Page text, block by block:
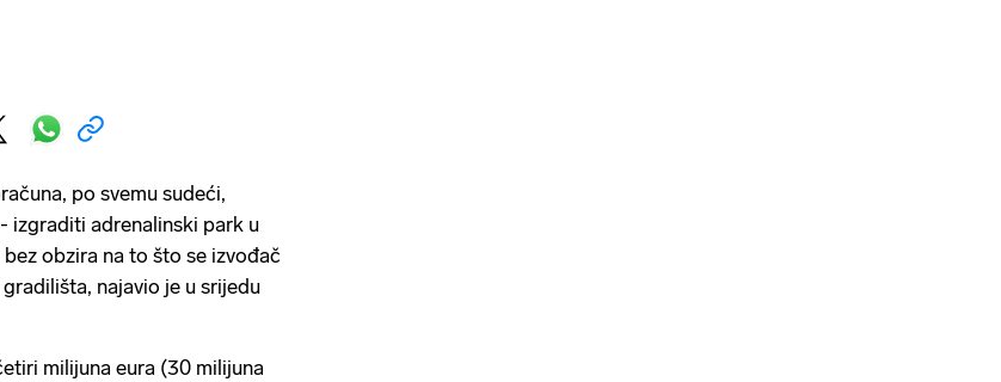
po svemu sudeći,
izgraditi adrenalinski park u
obzira na to što se izvođač
najavio je u srijedu
milijuna eura (30 milijuna